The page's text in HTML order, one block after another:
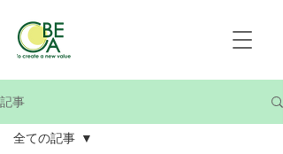
記事
全ての記事